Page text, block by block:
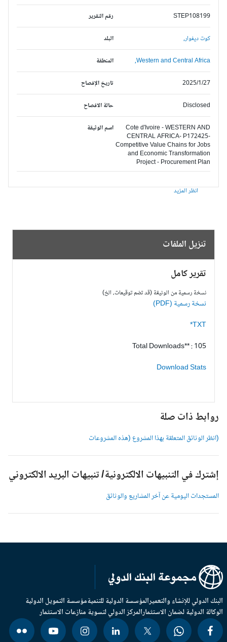
رقم التقرير STEP108199
البلد كوت ديفوار,
المنطقة Western and Central Africa,
تاريخ الإفصاح 2025/1/27
حالة الافصاح Disclosed
اسم الوثيقة
Cote d'Ivoire - WESTERN AND
CENTRAL AFRICA- P172425-
Competitive Value Chains for Jobs
and Economic Transformation
Project - Procurement Plan
انظر المزيد
تنزيل الملفات
تقرير كامل
نسخة رسمية من الوثيقة (قد تضم توقيعات، الخ)
نسخة رسمية (PDF)
TXT*
Total Downloads** : 105
Download Stats
روابط ذات صلة
(انظر الوثائق المتعلقة بهذا المشروع (هذه المشروعات
إشترك في التنبيهات الالكترونية/ تنبيهات البريد الالكتروني
المستجدات اليومية عن آخر المشاريع والوثائق
الدولي للإنشاء والتعميرالمؤسسة الدولية للتنميةمؤسسة التمويل الدولية
الدولية لضمان الاستثمارالمركز الدولي لتسوية منازعات الاستثمار